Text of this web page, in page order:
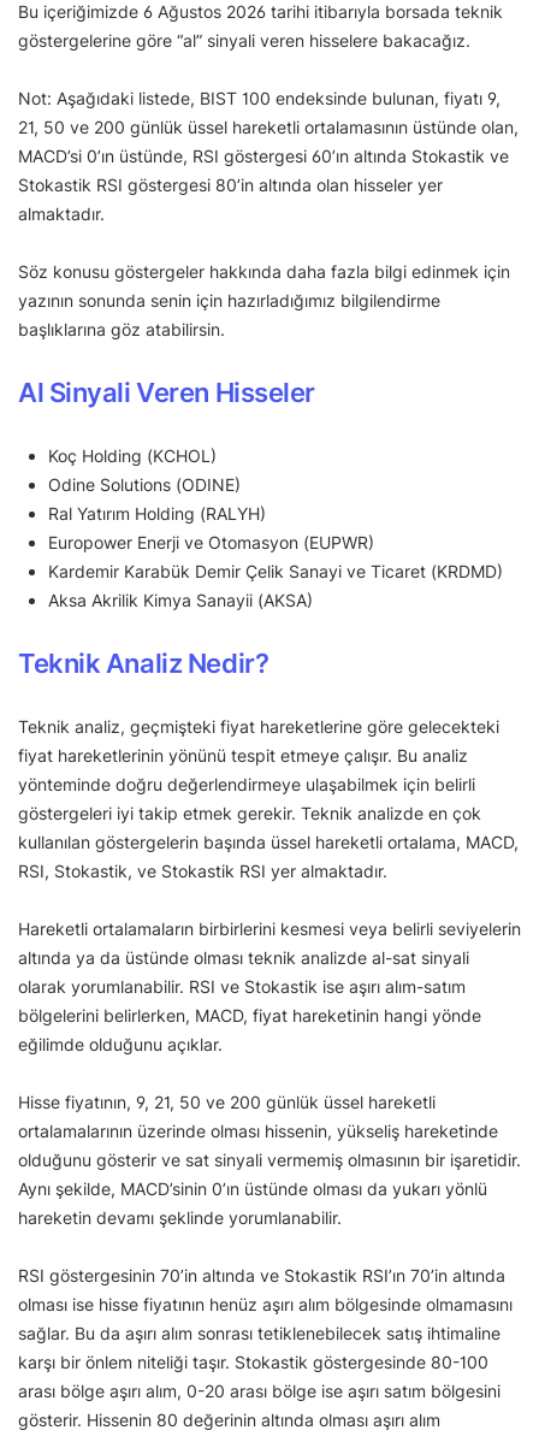
Bu içeriğimizde 6 Ağustos 2026 tarihi itibarıyla borsada teknik
göstergelerine göre “al” sinyali veren hisselere bakacağız.
Not: Aşağıdaki listede, BIST 100 endeksinde bulunan, fiyatı 9,
21, 50 ve 200 günlük üssel hareketli ortalamasının üstünde olan,
MACD’si 0’ın üstünde, RSI göstergesi 60’ın altında Stokastik ve
Stokastik RSI göstergesi 80’in altında olan hisseler yer
almaktadır.
Söz konusu göstergeler hakkında daha fazla bilgi edinmek için
yazının sonunda senin için hazırladığımız bilgilendirme
başlıklarına göz atabilirsin.
Al Sinyali Veren Hisseler
Koç Holding (KCHOL)
Odine Solutions (ODINE)
Ral Yatırım Holding (RALYH)
Europower Enerji ve Otomasyon (EUPWR)
Kardemir Karabük Demir Çelik Sanayi ve Ticaret (KRDMD)
Aksa Akrilik Kimya Sanayii (AKSA)
Teknik Analiz Nedir?
Teknik analiz, geçmişteki fiyat hareketlerine göre gelecekteki
fiyat hareketlerinin yönünü tespit etmeye çalışır. Bu analiz
yönteminde doğru değerlendirmeye ulaşabilmek için belirli
göstergeleri iyi takip etmek gerekir. Teknik analizde en çok
kullanılan göstergelerin başında üssel hareketli ortalama, MACD,
RSI, Stokastik, ve Stokastik RSI yer almaktadır.
Hareketli ortalamaların birbirlerini kesmesi veya belirli seviyelerin
altında ya da üstünde olması teknik analizde al-sat sinyali
olarak yorumlanabilir. RSI ve Stokastik ise aşırı alım-satım
bölgelerini belirlerken, MACD, fiyat hareketinin hangi yönde
eğilimde olduğunu açıklar.
Hisse fiyatının, 9, 21, 50 ve 200 günlük üssel hareketli
ortalamalarının üzerinde olması hissenin, yükseliş hareketinde
olduğunu gösterir ve sat sinyali vermemiş olmasının bir işaretidir.
Aynı şekilde, MACD’sinin 0’ın üstünde olması da yukarı yönlü
hareketin devamı şeklinde yorumlanabilir.
RSI göstergesinin 70’in altında ve Stokastik RSI’ın 70’in altında
olması ise hisse fiyatının henüz aşırı alım bölgesinde olmamasını
sağlar. Bu da aşırı alım sonrası tetiklenebilecek satış ihtimaline
karşı bir önlem niteliği taşır. Stokastik göstergesinde 80-100
arası bölge aşırı alım, 0-20 arası bölge ise aşırı satım bölgesini
gösterir. Hissenin 80 değerinin altında olması aşırı alım